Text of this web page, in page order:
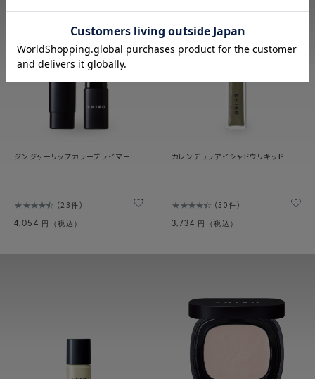
ジンジャーリップカラープライマー
23件
4,054 円（税込）
カレンデュラアイシャドウリキッド
50件
3,734 円（税込）